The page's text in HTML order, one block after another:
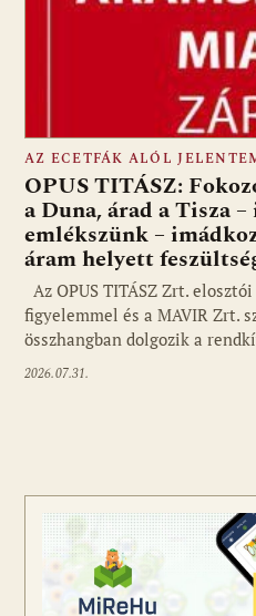
AZ ECETFÁK ALÓL
OPUS TITÁSZ:
a Duna, árad a Tisza
emlékszünk –
áram helyett
Az OPUS TITÁSZ Zrt.
figyelemmel és a MAVIR Zrt.
összhangban dolgozik a
2026.07.31.